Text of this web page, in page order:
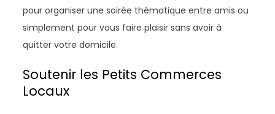
pour organiser une soirée thématique entre amis ou
simplement pour vous faire plaisir sans avoir à
quitter votre domicile.
Soutenir les Petits Commerces
Locaux